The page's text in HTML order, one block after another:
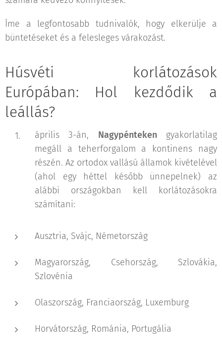
Íme a legfontosabb tudnivalók, hogy elkerülje a
büntetéseket és a felesleges várakozást.
Húsvéti korlátozások
Európában: Hol kezdődik a
leállás?
április 3-án, Nagypéntekengyakorlatilag
megáll a teherforgalom a kontinens nagy
részén. Az ortodox vallású államok kivételével
(ahol egy héttel később ünnepelnek) az
alábbi országokban kell korlátozásokra
számítani:
Ausztria, Svájc, Németország
Magyarország, Csehország, Szlovákia,
Szlovénia
Olaszország, Franciaország, Luxemburg
Horvátország, Románia, Portugália